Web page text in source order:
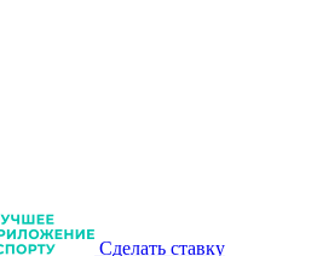
Сделать ставку